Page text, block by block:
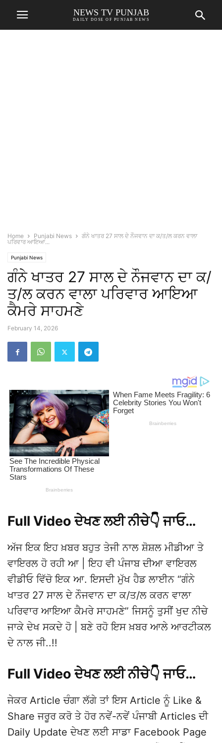
NEWS TV PUNJAB
DAILY DOSE OF PUNJAB NEWS
Home Punjabi News
ਗੰਨੇ ਖਾਤਰ 27 ਸਾਲ ਦੇ ਨੌਜਵਾਨ ਦਾ ਕ/ਤ/ਲ ਕਰਨ ਵਾਲਾ
ਪਰਿਵਾਰ ਆਇਆ...
Punjabi News
ਗੰਨੇ ਖਾਤਰ 27 ਸਾਲ ਦੇ ਨੌਜਵਾਨ ਦਾ ਕ/
ਤ/ਲ ਕਰਨ ਵਾਲਾ ਪਰਿਵਾਰ ਆਇਆ
ਕੈਮਰੇ ਸਾਹਮਣੇ
February 14, 2026
Full Video ਦੇਖਣ ਲਈ ਨੀਚੇ👇 ਜਾਓ…
ਅੱਜ ਇਕ ਇਹ ਖ਼ਬਰ ਬਹੁਤ ਤੇਜੀ ਨਾਲ ਸ਼ੋਸ਼ਲ ਮੀਡੀਆ ਤੇ
ਵਾਇਰਲ ਹੋ ਰਹੀ ਆ | ਇਹ ਵੀ ਪੰਜਾਬ ਦੀਆ ਵਾਇਰਲ
ਵੀਡੀਓ ਵਿੱਚੋ ਇਕ ਆ. ਇਸਦੀ ਮੁੱਖ ਹੈਡ ਲਾਈਨ “ਗੰਨੇ
ਖਾਤਰ 27 ਸਾਲ ਦੇ ਨੌਜਵਾਨ ਦਾ ਕ/ਤ/ਲ ਕਰਨ ਵਾਲਾ
ਪਰਿਵਾਰ ਆਇਆ ਕੈਮਰੇ ਸਾਹਮਣੇ” ਜਿਸਨੂੰ ਤੁਸੀਂ ਖੁਦ ਨੀਚੇ
ਜਾਕੇ ਦੇਖ ਸਕਦੇ ਹੋ | ਬਣੇ ਰਹੋ ਇਸ ਖ਼ਬਰ ਆਲੇ ਆਰਟੀਕਲ
ਦੇ ਨਾਲ ਜੀ..!!
Full Video ਦੇਖਣ ਲਈ ਨੀਚੇ👇 ਜਾਓ…
ਜੇਕਰ Article ਚੰਗਾ ਲੱਗੇ ਤਾਂ ਇਸ Article ਨੂੰ Like &
Share ਜਰੂਰ ਕਰੋ ਤੇ ਹੋਰ ਨਵੇਂ-ਨਵੇਂ ਪੰਜਾਬੀ Articles ਦੀ
Daily Update ਦੇਖਣ ਲਈ ਸਾਡਾ Facebook Page